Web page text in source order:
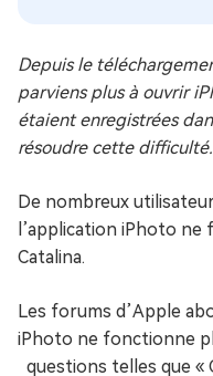
Depuis le
parviens plus à ouvrir
étaient enregistrées
résoudre cette difficulté.
De nombreux
l’application iPhoto
Catalina.
Les forums d’Apple
iPhoto ne fonctionne
questions telles que